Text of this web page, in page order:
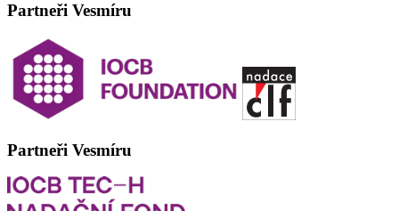
Partneři Vesmíru
Partneři Vesmíru